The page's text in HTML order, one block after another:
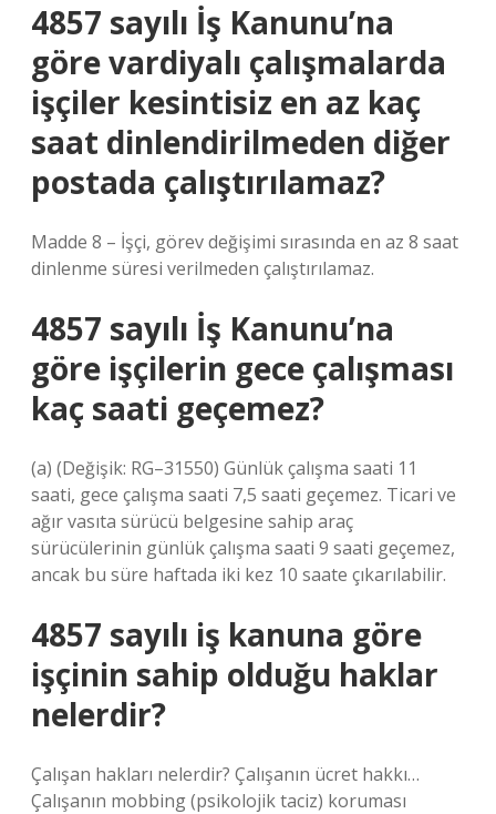
4857 sayılı İş Kanunu’na
göre vardiyalı çalışmalarda
işçiler kesintisiz en az kaç
saat dinlendirilmeden diğer
postada çalıştırılamaz?
Madde 8 – İşçi, görev değişimi sırasında en az 8 saat
dinlenme süresi verilmeden çalıştırılamaz.
4857 sayılı İş Kanunu’na
göre işçilerin gece çalışması
kaç saati geçemez?
(a) (Değişik: RG–31550) Günlük çalışma saati 11
saati, gece çalışma saati 7,5 saati geçemez. Ticari ve
ağır vasıta sürücü belgesine sahip araç
sürücülerinin günlük çalışma saati 9 saati geçemez,
ancak bu süre haftada iki kez 10 saate çıkarılabilir.
4857 sayılı iş kanuna göre
işçinin sahip olduğu haklar
nelerdir?
Çalışan hakları nelerdir? Çalışanın ücret hakkı…
Çalışanın mobbing (psikolojik taciz) koruması